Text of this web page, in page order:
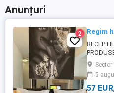
Anunțuri
2 Regim
PATURI
LED AER
GRATUIT
Sector
5
57